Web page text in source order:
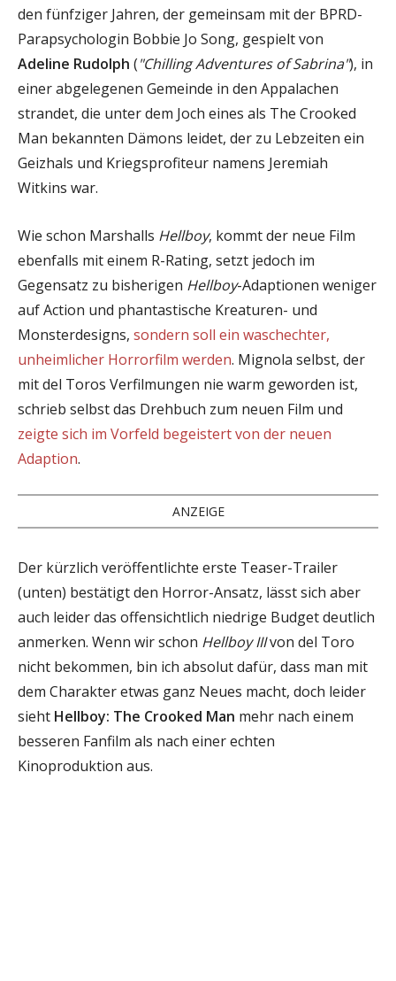
den fünfziger Jahren, der gemeinsam mit der BPRD-
Parapsychologin Bobbie Jo Song, gespielt von
Adeline Rudolph ("Chilling Adventures of Sabrina"), in
einer abgelegenen Gemeinde in den Appalachen
strandet, die unter dem Joch eines als The Crooked
Man bekannten Dämons leidet, der zu Lebzeiten ein
Geizhals und Kriegsprofiteur namens Jeremiah
Witkins war.
Wie schon Marshalls Hellboy, kommt der neue Film
ebenfalls mit einem R-Rating, setzt jedoch im
Gegensatz zu bisherigen Hellboy-Adaptionen weniger
auf Action und phantastische Kreaturen- und
Monsterdesigns, sondern soll ein waschechter,
unheimlicher Horrorfilm werden. Mignola selbst, der
mit del Toros Verfilmungen nie warm geworden ist,
schrieb selbst das Drehbuch zum neuen Film und
zeigte sich im Vorfeld begeistert von der neuen
Adaption.
ANZEIGE
Der kürzlich veröffentlichte erste Teaser-Trailer
(unten) bestätigt den Horror-Ansatz, lässt sich aber
auch leider das offensichtlich niedrige Budget deutlich
anmerken. Wenn wir schon Hellboy IIIvon del Toro
nicht bekommen, bin ich absolut dafür, dass man mit
dem Charakter etwas ganz Neues macht, doch leider
sieht Hellboy: The Crooked Man mehr nach einem
besseren Fanfilm als nach einer echten
Kinoproduktion aus.